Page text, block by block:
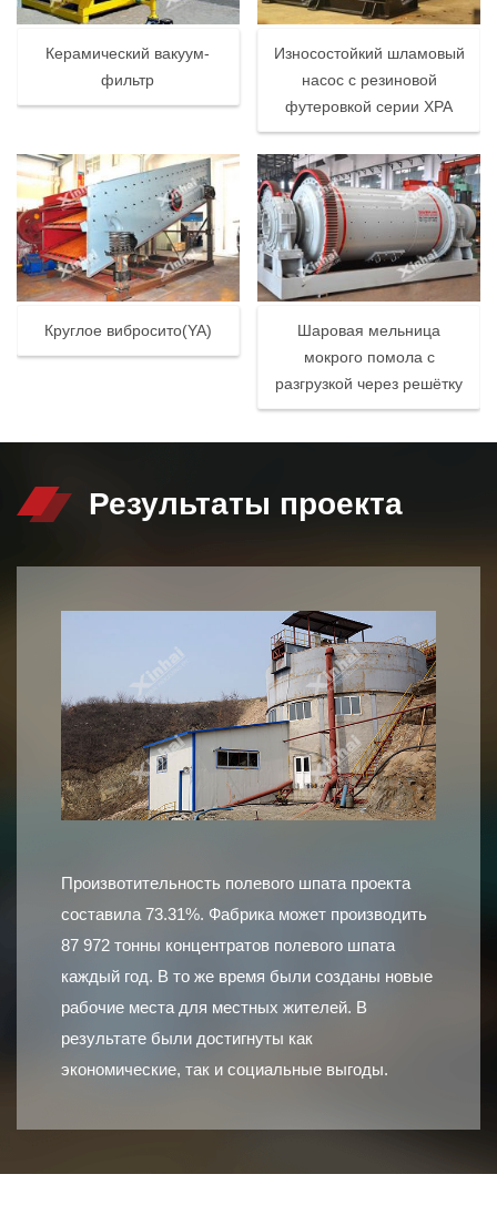
Керамический вакуум-
фильтр
Износостойкий шламовый
насос с резиновой
футеровкой серии XPA
Круглое вибросито(YA)
Шаровая мельница
мокрого помола с
разгрузкой через решётку
Результаты проекта
Произвотительность полевого шпата проекта
составила 73.31%. Фабрика может производить
87 972 тонны концентратов полевого шпата
каждый год. В то же время были созданы новые
рабочие места для местных жителей. В
результате были достигнуты как
экономические, так и социальные выгоды.